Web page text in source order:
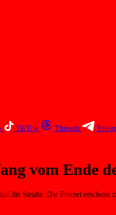
TikTok Threads
vom Ende
die Straße. Die Polizei